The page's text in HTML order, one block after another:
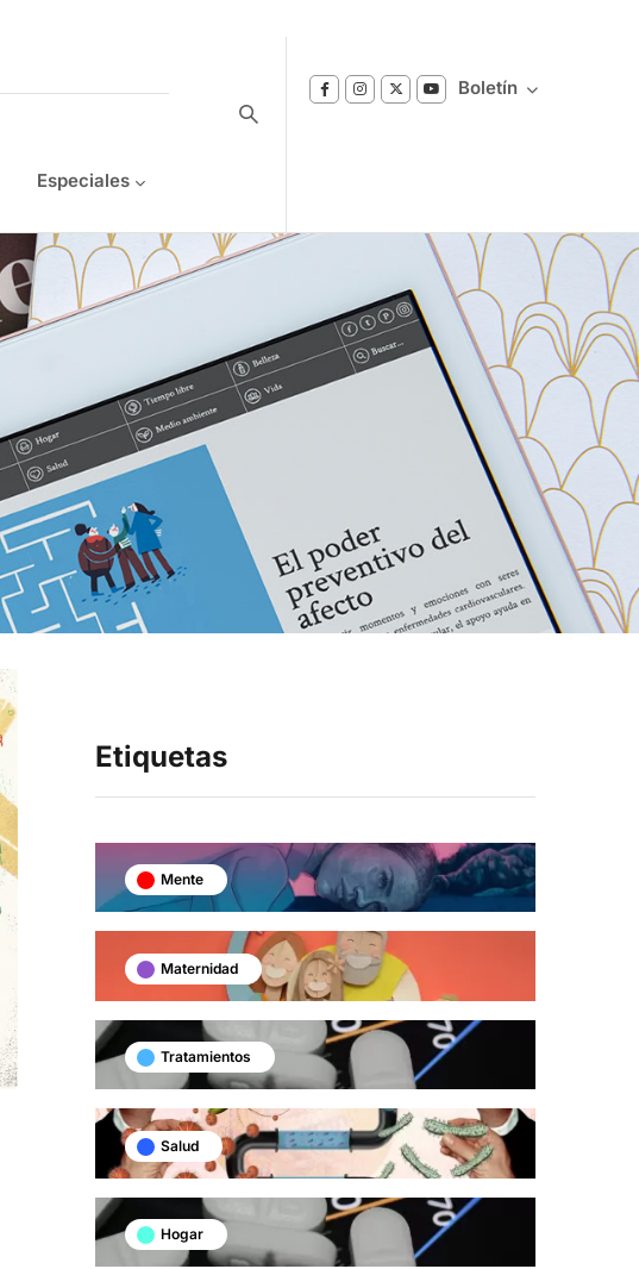
Especiales
Boletín
Suscríbase a nuestro boletín
Reciba notificaciones sobre los temas de
Bienestar que le interesan.
Etiquetas
Mente
Maternidad
Tratamientos
Salud
Hogar